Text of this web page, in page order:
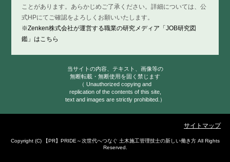
ことがあります。あらかじめご了承ください。詳細については、公
式HPにてご確認をよろしくお願いいたします。
※Zenken株式会社が運営する職業の研究メディア「JOB研究図
鑑」はこちら
当サイトの内容、テキスト、画像等の
無断転載・無断使用を固く禁じます
（ Unauthorized copying and
replication of the contents of this site,
text and images are strictly prohibited.）
サイトマップ
Copyright (C) PRIDE～次世代へつなぐ 土木施工管理技士の新しい働き方All Rights
Reserved.